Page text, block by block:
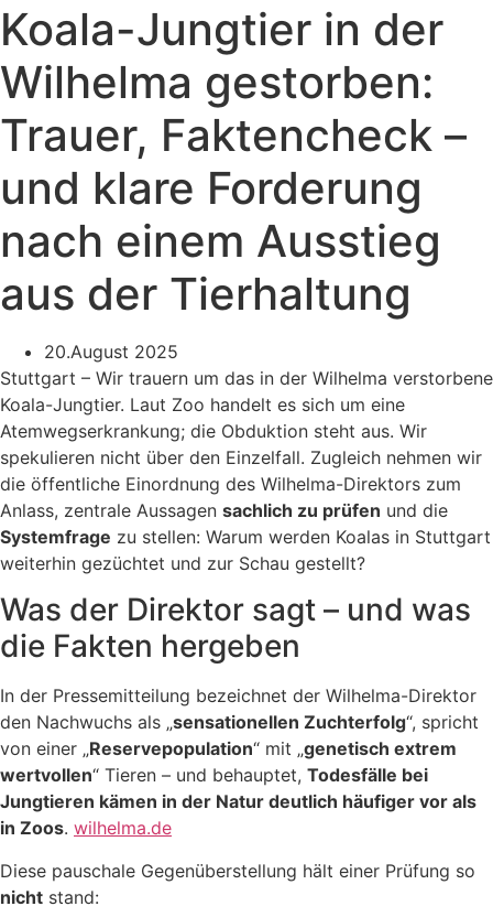
Koala-Jungtier in der
Wilhelma gestorben:
Trauer, Faktencheck –
und klare Forderung
nach einem Ausstieg
aus der Tierhaltung
20.August 2025
Stuttgart – Wir trauern um das in der Wilhelma verstorbene
Koala-Jungtier. Laut Zoo handelt es sich um eine
Atemwegserkrankung; die Obduktion steht aus. Wir
spekulieren nicht über den Einzelfall. Zugleich nehmen wir
die öffentliche Einordnung des Wilhelma-Direktors zum
Anlass, zentrale Aussagen sachlich zu prüfen und die
Systemfrage zu stellen: Warum werden Koalas in Stuttgart
weiterhin gezüchtet und zur Schau gestellt?
Was der Direktor sagt – und was
die Fakten hergeben
In der Pressemitteilung bezeichnet der Wilhelma-Direktor
den Nachwuchs als „sensationellen Zuchterfolg“, spricht
von einer „Reservepopulation“ mit „genetisch extrem
wertvollen“ Tieren – und behauptet, Todesfälle bei
Jungtieren kämen in der Natur deutlich häufiger vor als
in Zoos. wilhelma.de
Diese pauschale Gegenüberstellung hält einer Prüfung so
nicht stand: